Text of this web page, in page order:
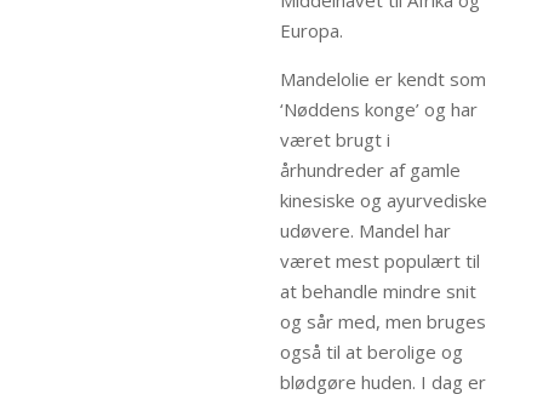
Europa.
Mandelolie er kendt som
‘Nøddens konge’ og har
været brugt i
århundreder af gamle
kinesiske og ayurvediske
udøvere. Mandel har
været mest populært til
at behandle mindre snit
og sår med, men bruges
også til at berolige og
blødgøre huden. I dag er